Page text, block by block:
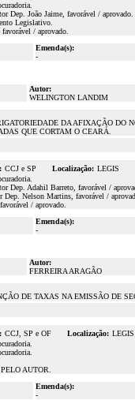
Dep. João Jaime, favorável / aprovado.
Legislativo.
/ aprovado.
Emenda(s):
-
Autor:
WELINGTON LANDIM
DA AFIXAÇÃO DO
QUE CORTAM O CEARÁ.
CCJ e SP Localização: LEGIS
Dep. Adahil Barreto, favorável /
Dep. Nelson Martins, favorável /
/ aprovado.
Emenda(s):
-
Autor:
FERREIRA ARAGÃO
DE TAXAS NA EMISSÃO DE
CCJ, SP e OF Localização: LEGIS
AUTOR.
Emenda(s):
-